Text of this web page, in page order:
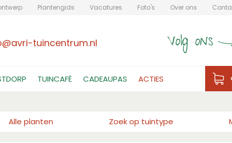
tuincentrum.nl
Plantengids Vacatures Foto's Over ons
TUINCAFÉ CADEAUPAS ACTIES
Alle planten Zoek op tuintype